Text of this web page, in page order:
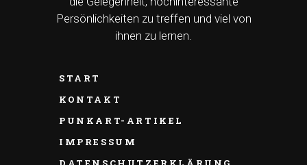
Persönlichkeiten zu treffen und viel von
ihnen zu lernen.
START
KONTAKT
PUNKART-ARTIKEL
IMPRESSUM